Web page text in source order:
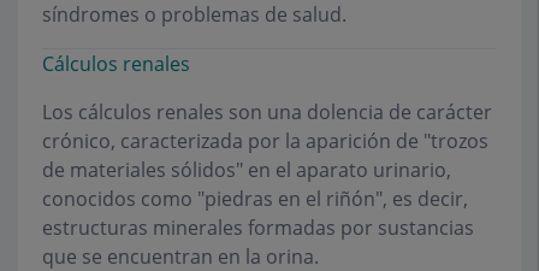
síndromes o problemas de salud.
Cálculos renales
Los cálculos renales son una dolencia de carácter
crónico, caracterizada por la aparición de "trozos
de materiales sólidos" en el aparato urinario,
conocidos como "piedras en el riñón", es decir,
estructuras minerales formadas por sustancias
que se encuentran en la orina.